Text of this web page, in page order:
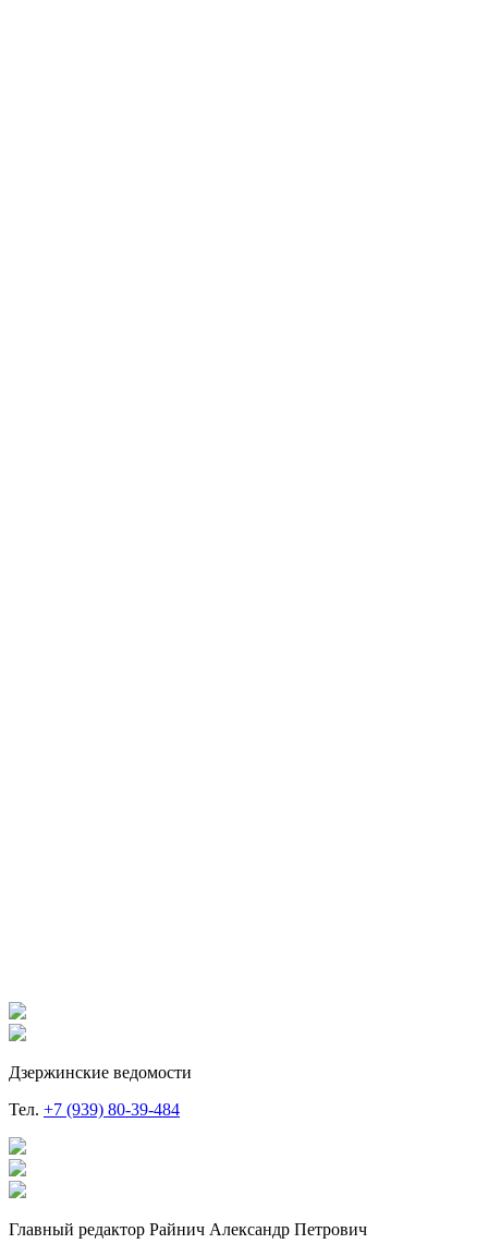
Дзержинские ведомости
Тел. +7 (939) 80-39-484
Главный редактор Райнич Александр Петрович